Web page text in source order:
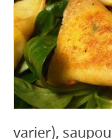
varier),